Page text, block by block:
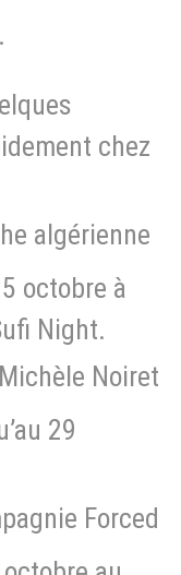
chez
algérienne
octobre à
Night.
Noiret
29
Forced